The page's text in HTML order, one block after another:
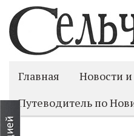
Главная Новости и
Путеводитель по